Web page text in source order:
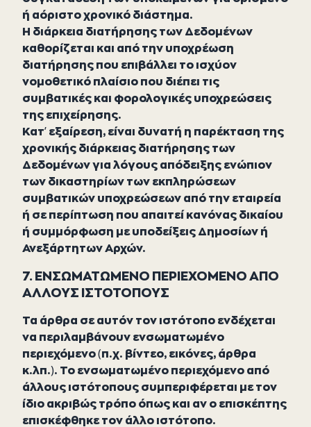
ή αόριστο χρονικό διάστημα.
Η διάρκεια διατήρησης των Δεδομένων
καθορίζεται και από την υποχρέωση
διατήρησης που επιβάλλει το ισχύον
νομοθετικό πλαίσιο που διέπει τις
συμβατικές και φορολογικές υποχρεώσεις
της επιχείρησης.
Κατ’ εξαίρεση, είναι δυνατή η παρέκταση της
χρονικής διάρκειας διατήρησης των
Δεδομένων για λόγους απόδειξης ενώπιον
των δικαστηρίων των εκπληρώσεων
συμβατικών υποχρεώσεων από την εταιρεία
ή σε περίπτωση που απαιτεί κανόνας δικαίου
ή συμμόρφωση με υποδείξεις Δημοσίων ή
Ανεξάρτητων Αρχών.
7. ΕΝΣΩΜΑΤΩΜΕΝΟ ΠΕΡΙΕΧΟΜΕΝΟ ΑΠΟ
ΑΛΛΟΥΣ ΙΣΤΟΤΟΠΟΥΣ
Τα άρθρα σε αυτόν τον ιστότοπο ενδέχεται
να περιλαμβάνουν ενσωματωμένο
περιεχόμενο (π.χ. βίντεο, εικόνες, άρθρα
κ.λπ.). Το ενσωματωμένο περιεχόμενο από
άλλους ιστότοπους συμπεριφέρεται με τον
ίδιο ακριβώς τρόπο όπως και αν ο επισκέπτης
επισκέφθηκε τον άλλο ιστότοπο.